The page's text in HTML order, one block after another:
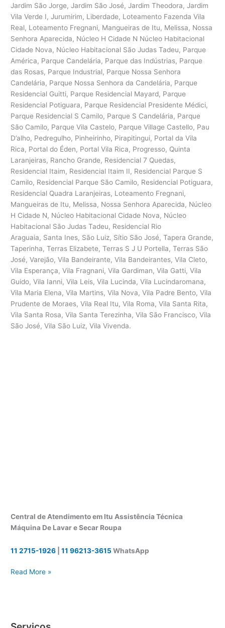
Jardim São Jorge, Jardim São José, Jardim Theodora, Jardim
Vila Verde I, Jurumirim, Liberdade, Loteamento Fazenda Vila
Real, Loteamento Fregnani, Mangueiras de Itu, Melissa, Nossa
Senhora Aparecida, Núcleo H Cidade N Núcleo Habitacional
Cidade Nova, Núcleo Habitacional São Judas Tadeu, Parque
América, Parque Candelária, Parque das Indústrias, Parque
das Rosas, Parque Industrial, Parque Nossa Senhora
Candelária, Parque Nossa Senhora da Candelária, Parque
Residencial Guitti, Parque Residencial Mayard, Parque
Residencial Potiguara, Parque Residencial Presidente Médici,
Parque Residencial S Camilo, Parque S Candelária, Parque
São Camilo, Parque Vila Castelo, Parque Village Castello, Pau
D’alho, Pedregulho, Pinheirinho, Pirapitingui, Portal da Vila
Rica, Portal do Éden, Portal Vila Rica, Progresso, Quinta
Laranjeiras, Rancho Grande, Residencial 7 Quedas,
Residencial Itaim, Residencial Itaim II, Residencial Parque S
Camilo, Residencial Parque São Camilo, Residencial Potiguara,
Residencial Quadra Laranjeiras, Loteamento Fregnani,
Mangueiras de Itu, Melissa, Nossa Senhora Aparecida, Núcleo
H Cidade N, Núcleo Habitacional Cidade Nova, Núcleo
Habitacional São Judas Tadeu, Residencial Rio
Araguaia, Santa Ines, São Luiz, Sítio São José, Tapera Grande,
Taperinha, Terras Elizabete, Terras S J U Portella, Terras São
José, Varejão, Vila Bandeirante, Vila Bandeirantes, Vila Cleto,
Vila Esperança, Vila Fragnani, Vila Gardiman, Vila Gatti, Vila
Guido, Vila Ianni, Vila Leis, Vila Lucinda, Vila Lucindaromana,
Vila Maria Elena, Vila Martins, Vila Nova, Vila Padre Bento, Vila
Prudente de Moraes, Vila Real Itu, Vila Roma, Vila Santa Rita,
Vila Santa Rosa, Vila Santa Terezinha, Vila São Francisco, Vila
São José, Vila São Luiz, Vila Vivenda.
Central de Atendimento em Itu Assistência Técnica
Máquina De Lavar e Secar Roupa
11 2715-1926 |11 96213-3615 WhatsApp
IRead More »